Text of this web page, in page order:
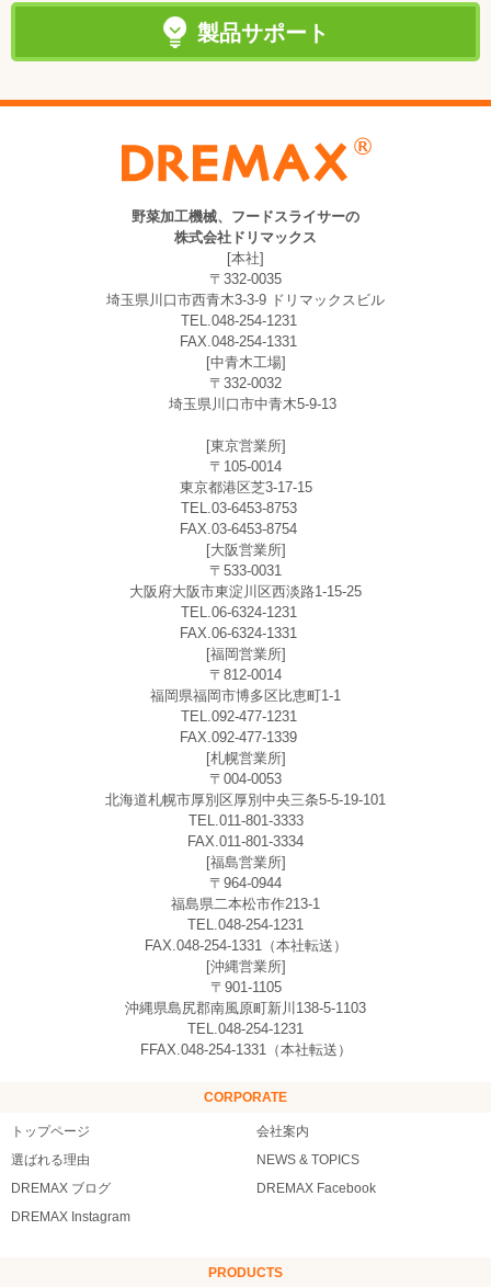
製品サポート
野菜加工機械、フードスライサーの
株式会社ドリマックス
[本社]
〒332-0035
埼玉県川口市西青木3-3-9 ドリマックスビル
TEL.048-254-1231
FAX.048-254-1331
[中青木工場]
〒332-0032
埼玉県川口市中青木5-9-13
[東京営業所]
〒105-0014
東京都港区芝3-17-15
TEL.03-6453-8753
FAX.03-6453-8754
[大阪営業所]
〒533-0031
大阪府大阪市東淀川区西淡路1-15-25
TEL.06-6324-1231
FAX.06-6324-1331
[福岡営業所]
〒812-0014
福岡県福岡市博多区比恵町1-1
TEL.092-477-1231
FAX.092-477-1339
[札幌営業所]
〒004-0053
北海道札幌市厚別区厚別中央三条5-5-19-101
TEL.011-801-3333
FAX.011-801-3334
[福島営業所]
〒964-0944
福島県二本松市作213-1
TEL.048-254-1231
FAX.048-254-1331（本社転送）
[沖縄営業所]
〒901-1105
沖縄県島尻郡南風原町新川138-5-1103
TEL.048-254-1231
FFAX.048-254-1331（本社転送）
CORPORATE
トップページ
会社案内
選ばれる理由
NEWS & TOPICS
DREMAX ブログ
DREMAX Facebook
DREMAX Instagram
PRODUCTS